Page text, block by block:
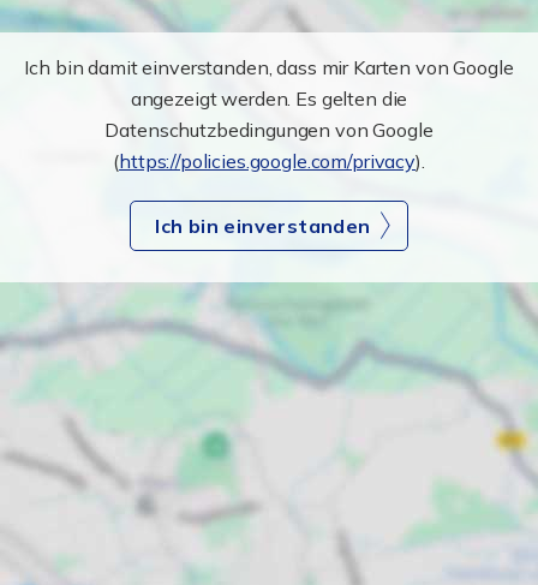
Ich bin damit einverstanden, dass mir Karten von Google
angezeigt werden. Es gelten die
Datenschutzbedingungen von Google
(https://policies.google.com/privacy).
Ich bin einverstanden